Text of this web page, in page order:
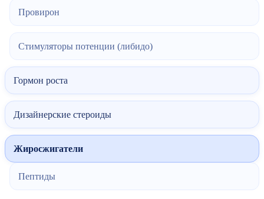
Провирон
Стимуляторы потенции (либидо)
Гормон роста
Дизайнерские стероиды
Жиросжигатели
Пептиды